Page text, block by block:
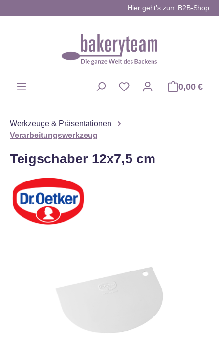
Hier geht’s zum B2B-Shop
0,00 €
Werkzeuge & Präsentationen
Verarbeitungswerkzeug
Teigschaber 12x7,5 cm